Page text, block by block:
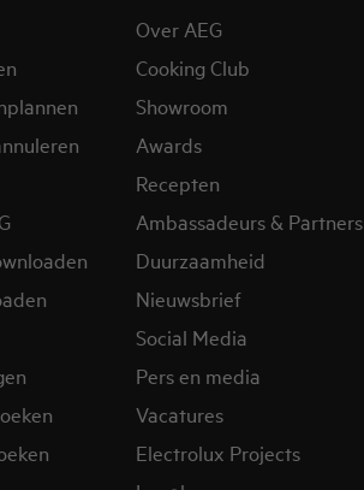
Over AEG
Cooking Club
Showroom
Awards
Recepten
Ambassadeurs & Partners
Duurzaamheid
Nieuwsbrief
Social Media
Pers en media
Vacatures
Electrolux Projects